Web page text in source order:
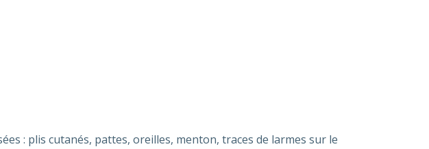
: plis cutanés, pattes, oreilles, menton, traces de larmes sur le